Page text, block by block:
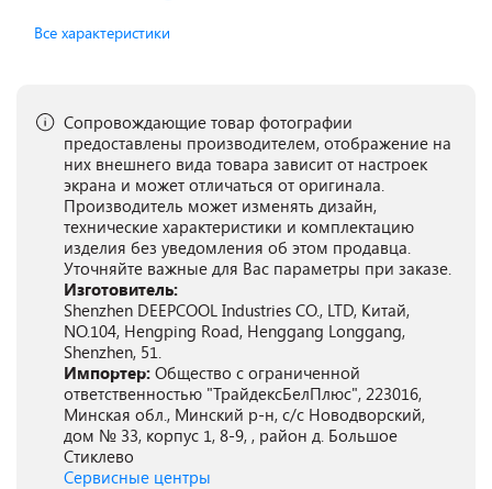
Все характеристики
Сопровождающие товар фотографии
предоставлены производителем, отображение на
них внешнего вида товара зависит от настроек
экрана и может отличаться от оригинала.
Производитель может изменять дизайн,
технические характеристики и комплектацию
изделия без уведомления об этом продавца.
Уточняйте важные для Вас параметры при заказе.
Изготовитель:
Shenzhen DEEPCOOL Industries CO., LTD, Китай,
NO.104, Hengping Road, Henggang Longgang,
Shenzhen, 51.
Импортер: Общество с ограниченной
ответственностью "ТрайдексБелПлюс", 223016,
Минская обл., Минский р-н, с/с Новодворский,
дом № 33, корпус 1, 8-9, , район д. Большое
Стиклево
Сервисные центры